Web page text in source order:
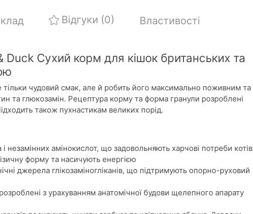
Відгуки (0) Властивості
Сухий корм для кішок британських та
чудовий смак, але й робить його максимально поживним та
та глюкозамін. Рецептура корму та форма гранули розроблені
також пухнастикам великих порід.
незамінних амінокислот, що задовольняють харчові потреби котів
форму та насичують енергією
джерела глікозаміногліканів, що підтримують опорно-руховий
з урахуванням анатомічної будови щелепного апарату